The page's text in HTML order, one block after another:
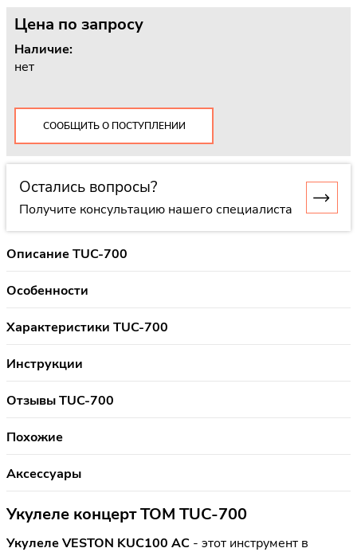
Цена по запросу
Наличие:
нет
СООБЩИТЬ О ПОСТУПЛЕНИИ
Остались вопросы?
Получите консультацию нашего специалиста
Описание TUC-700
Особенности
Характеристики TUC-700
Инструкции
Отзывы TUC-700
Похожие
Аксессуары
Укулеле концерт TOM TUC-700
Укулеле VESTON KUC100 AC - этот инструмент в